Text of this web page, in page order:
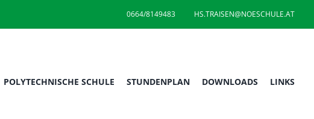
0664/8149483 HS.TRAISEN@NOESCHULE.AT
POLYTECHNISCHE SCHULE STUNDENPLAN DOWNLOADS LINKS